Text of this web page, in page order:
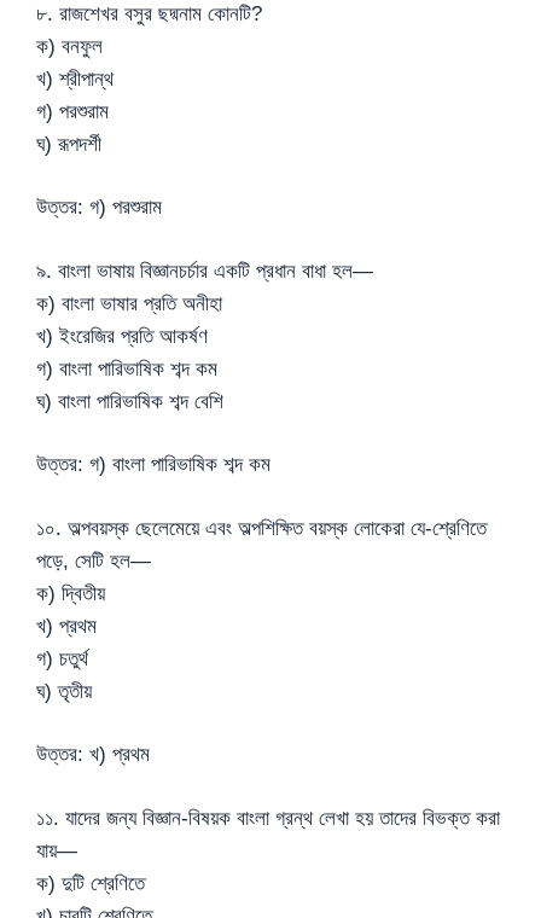
৮. রাজশেখর বসুর ছদ্মনাম কোনটি?
ক) বনফুল
খ) শ্রীপান্থ
গ) পরশুরাম
ঘ) রূপদর্শী
উত্তর: গ) পরশুরাম
৯. বাংলা ভাষায় বিজ্ঞানচর্চার একটি প্রধান বাধা হল—
ক) বাংলা ভাষার প্রতি অনীহা
খ) ইংরেজির প্রতি আকর্ষণ
গ) বাংলা পারিভাষিক শব্দ কম
ঘ) বাংলা পারিভাষিক শব্দ বেশি
উত্তর: গ) বাংলা পারিভাষিক শব্দ কম
১০. অল্পবয়স্ক ছেলেমেয়ে এবং অল্পশিক্ষিত বয়স্ক লোকেরা যে-শ্রেণিতে
পড়ে, সেটি হল—
ক) দ্বিতীয়
খ) প্রথম
গ) চতুর্থ
ঘ) তৃতীয়
উত্তর: খ) প্রথম
১১. যাদের জন্য বিজ্ঞান-বিষয়ক বাংলা গ্রন্থ লেখা হয় তাদের বিভক্ত করা
যায়—
ক) দুটি শ্রেণিতে